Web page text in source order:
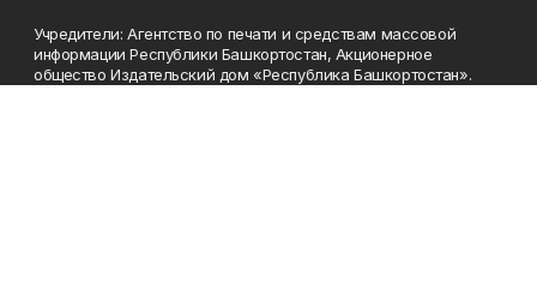
Учредители: Агентство по печати и средствам массовой
информации Республики Башкортостан, Акционерное
общество Издательский дом «Республика Башкортостан».